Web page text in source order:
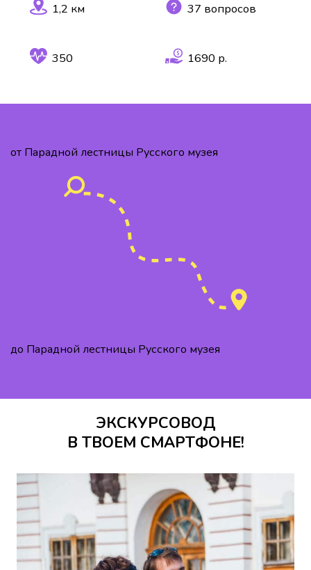
1,2 км 37 вопросов
350 1690 р.
от Парадной лестницы Русского музея
до Парадной лестницы Русского музея
ЭКСКУРСОВОД
В ТВОЕМ СМАРТФОНЕ!